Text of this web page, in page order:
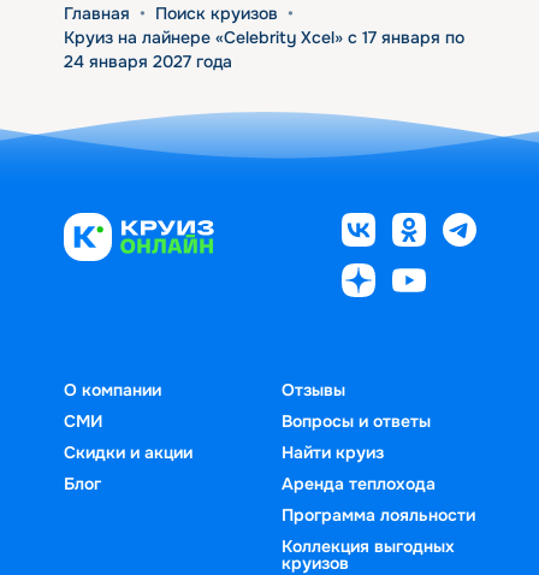
Главная • Поиск круизов •
Круиз на лайнере «Celebrity Xcel» с 17 января по
24 января 2027 года
О компании
СМИ
Скидки и акции
Блог
Отзывы
Вопросы и ответы
Найти круиз
Аренда теплохода
Программа лояльности
Коллекция выгодных
круизов